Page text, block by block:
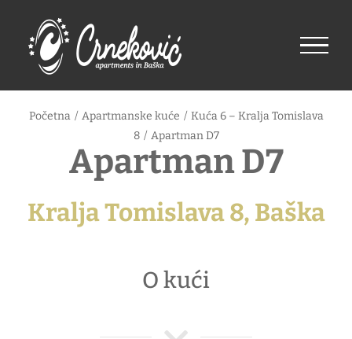
content
Početna / Apartmanske kuće / Kuća 6 – Kralja Tomislava
8 / Apartman D7
Apartman D7
Kralja Tomislava 8, Baška
O kući